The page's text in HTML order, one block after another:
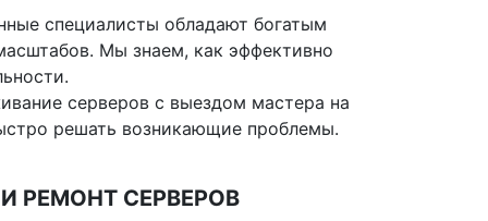
специалисты обладают богатым
Мы знаем, как эффективно
серверов с выездом мастера на
решать возникающие проблемы.
РЕМОНТ СЕРВЕРОВ